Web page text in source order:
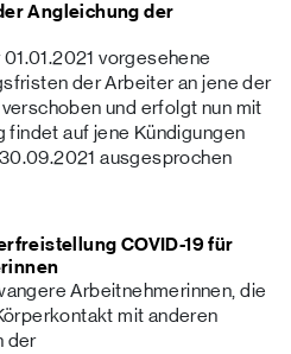
Angleichung der
vorgesehene
der Arbeiter an jene der
und erfolgt nun mit
findet auf jene Kündigungen
ausgesprochen
COVID-19 für
Arbeitnehmerinnen, die
mit anderen
der